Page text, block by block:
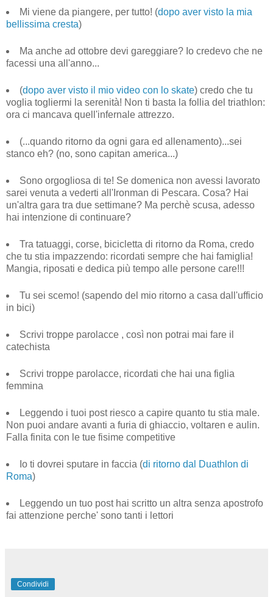
Mi viene da piangere, per tutto! (dopo aver visto la mia
bellissima cresta)
Ma anche ad ottobre devi gareggiare? Io credevo che ne
facessi una all'anno...
(dopo aver visto il mio video con lo skate) credo che tu
voglia togliermi la serenità! Non ti basta la follia del triathlon:
ora ci mancava quell'infernale attrezzo.
(...quando ritorno da ogni gara ed allenamento)...sei
stanco eh? (no, sono capitan america...)
Sono orgogliosa di te! Se domenica non avessi lavorato
sarei venuta a vederti all'Ironman di Pescara. Cosa? Hai
un'altra gara tra due settimane? Ma perchè scusa, adesso
hai intenzione di continuare?
Tra tatuaggi, corse, bicicletta di ritorno da Roma, credo
che tu stia impazzendo: ricordati sempre che hai famiglia!
Mangia, riposati e dedica più tempo alle persone care!!!
Tu sei scemo! (sapendo del mio ritorno a casa dall'ufficio
in bici)
Scrivi troppe parolacce , così non potrai mai fare il
catechista
Scrivi troppe parolacce, ricordati che hai una figlia
femmina
Leggendo i tuoi post riesco a capire quanto tu stia male.
Non puoi andare avanti a furia di ghiaccio, voltaren e aulin.
Falla finita con le tue fisime competitive
Io ti dovrei sputare in faccia (di ritorno dal Duathlon di
Roma)
Leggendo un tuo post hai scritto un altra senza apostrofo
fai attenzione perche' sono tanti i lettori
Condividi